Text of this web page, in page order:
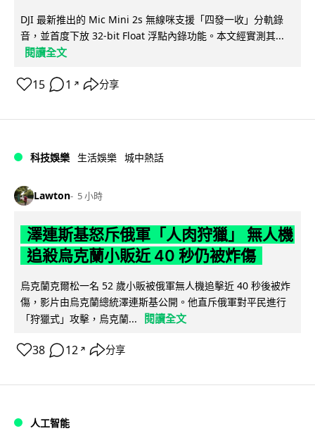
DJI 最新推出的 Mic Mini 2s 無線咪支援「四發一收」分軌錄
音，並首度下放 32-bit Float 浮點內錄功能。本文經實測其...
閱讀全文
15 1 ↗ 分享
科技娛樂 生活娛樂 城中熱話
Lawton 5 小時
澤連斯基怒斥俄軍「人肉狩獵」 無人機
追殺烏克蘭小販近 40 秒仍被炸傷
烏克蘭克爾松一名 52 歲小販被俄軍無人機追擊近 40 秒後被炸
傷，影片由烏克蘭總統澤連斯基公開。他直斥俄軍對平民進行
「狩獵式」攻擊，烏克蘭...
閱讀全文
38 12 ↗ 分享
人工智能